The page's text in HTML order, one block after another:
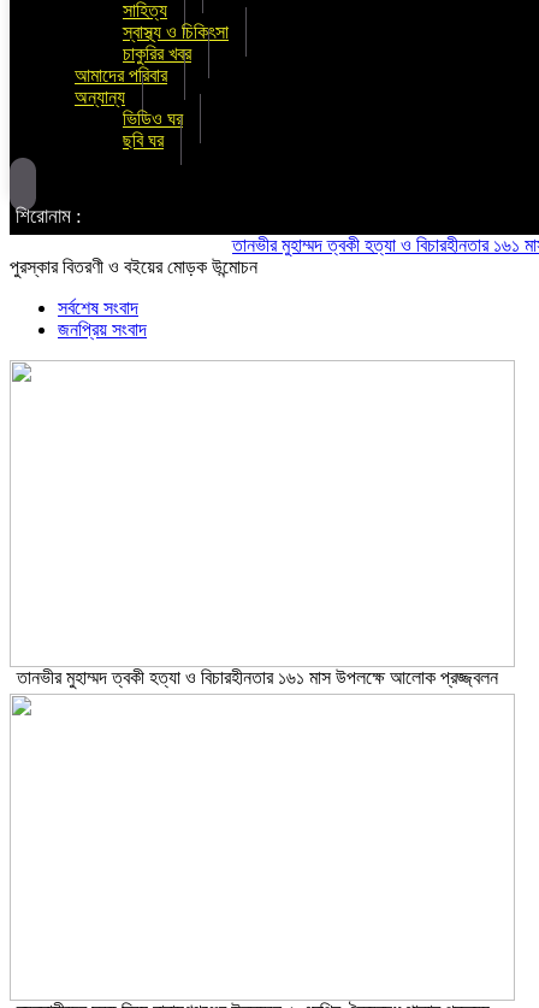
সাহিত্য
স্বাস্থ্য ও চিকিৎসা
চাকুরির খবর
আমাদের পরিবার
অন্যান্য
ভিডিও ঘর
ছবি ঘর
শিরোনাম :
তানভীর মুহাম্মদ ত্বকী হত্যা ও বিচারহীনতার ১৬১ মাস
পুরস্কার বিতরণী ও বইয়ের মোড়ক উন্মোচন
সর্বশেষ সংবাদ
জনপ্রিয় সংবাদ
তানভীর মুহাম্মদ ত্বকী হত্যা ও বিচারহীনতার ১৬১ মাস উপলক্ষে আলোক প্রজ্জ্বলন